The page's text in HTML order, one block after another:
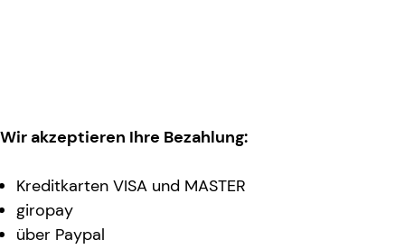
Wir akzeptieren Ihre Bezahlung:
Kreditkarten VISA und MASTER
giropay
über Paypal